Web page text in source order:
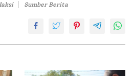
Sumber Berita